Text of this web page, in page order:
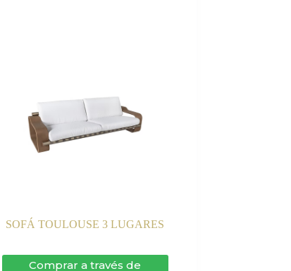
SOFÁ TOULOUSE 3 LUGARES
Comprar a través de